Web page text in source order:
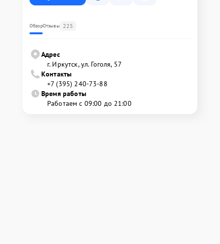
ОбзорОтзывы 225
Адрес
г. Иркутск, ул. ​Гоголя, 57
Контакты
+7 (395) 240-73-88
Время работы
Работаем с 09:00 до 21:00